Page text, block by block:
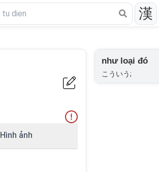
漢
Hình ảnh
như loại đó
こういう;